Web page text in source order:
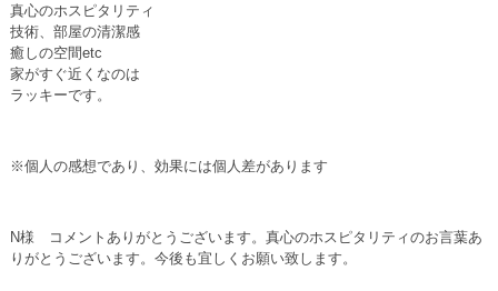
真心のホスピタリティ
技術、部屋の清潔感
癒しの空間etc
家がすぐ近くなのは
ラッキーです。
※個人の感想であり、効果には個人差があります
N様 コメントありがとうございます。真心のホスピタリティのお言葉あ
りがとうございます。今後も宜しくお願い致します。